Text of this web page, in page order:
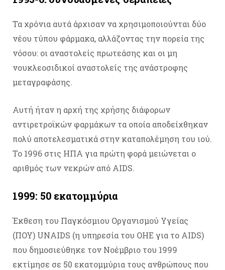
Τα χρόνια αυτά άρχισαν να χρησιμοποιούνται δύο
νέου τύπου φάρμακα, αλλάζοντας την πορεία της
νόσου: οι αναστολείς πρωτεάσης και οι μη
νουκλεοσιδικοί αναστολείς της ανάστροφης
μεταγραφάσης.
Αυτή ήταν η αρχή της χρήσης διάφορων
αντιρετροϊκών φαρμάκων τα οποία αποδείχθηκαν
πολύ αποτελεσματικά στην καταπολέμηση του ιού.
Το 1996 στις ΗΠΑ για πρώτη φορά μειώνεται ο
αριθμός των νεκρών από AIDS.
1999: 50 εκατομμύρια
Έκθεση του Παγκόσμιου Οργανισμού Υγείας
(ΠΟΥ) UNAIDS (η υπηρεσία του ΟΗΕ για το AIDS)
που δημοσιεύθηκε τον Νοέμβριο του 1999
εκτίμησε σε 50 εκατομμύρια τους ανθρώπους που